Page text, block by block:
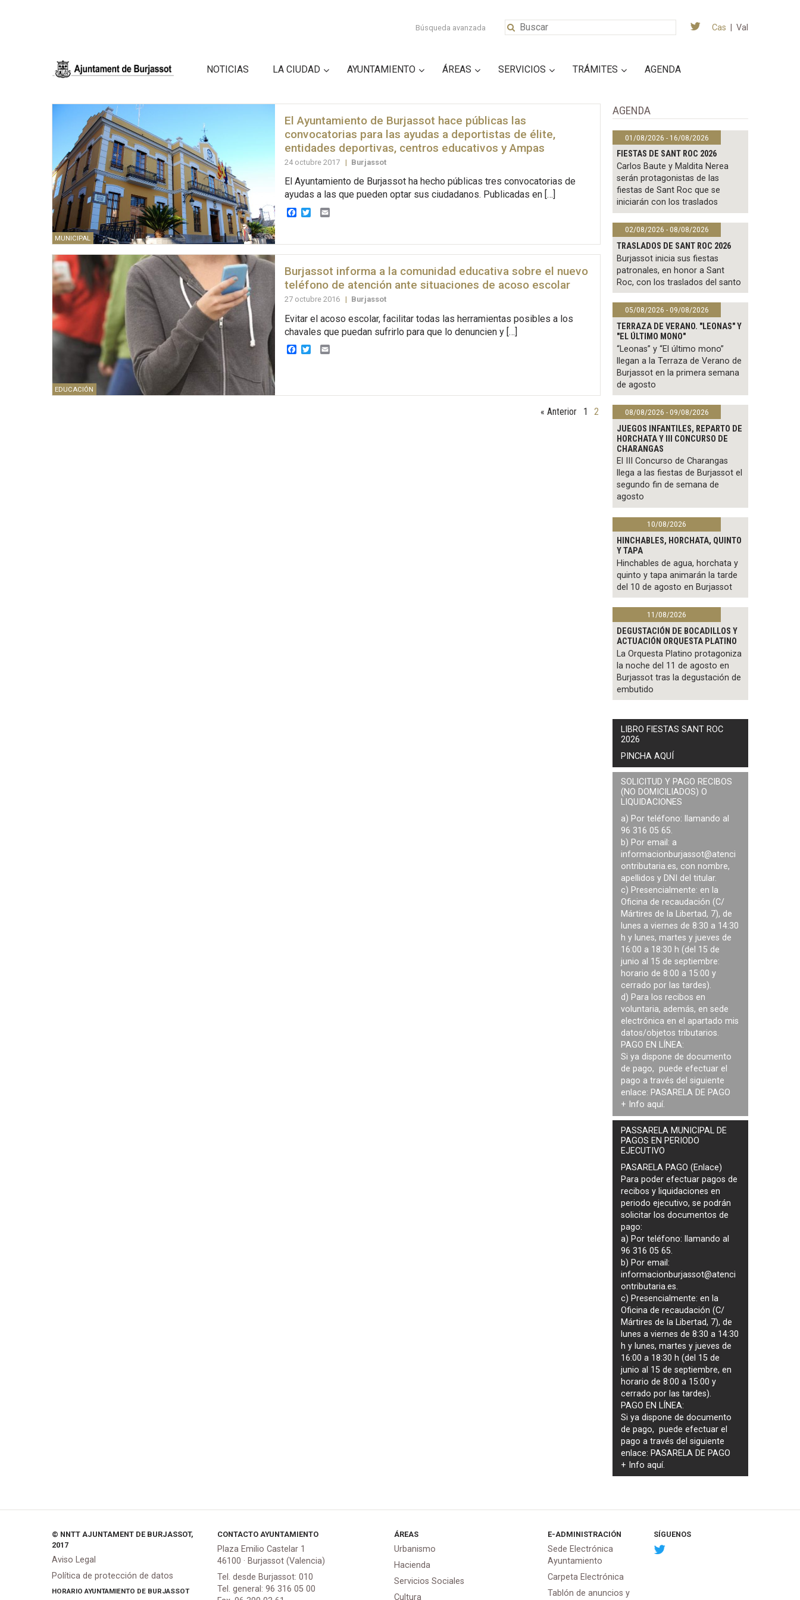
Búsqueda avanzada Cas Val
NOTICIAS LA CIUDAD AYUNTAMIENTO ÁREAS SERVICIOS TRÁMITES AGENDA
MUNICIPAL
El Ayuntamiento de Burjassot hace públicas las
convocatorias para las ayudas a deportistas de élite,
entidades deportivas, centros educativos y Ampas
24 octubre 2017 | Burjassot
El Ayuntamiento de Burjassot ha hecho públicas tres convocatorias de
ayudas a las que pueden optar sus ciudadanos. Publicadas en […]
Facebook
TwitterEmail
EDUCACIÓN
Burjassot informa a la comunidad educativa sobre el nuevo
teléfono de atención ante situaciones de acoso escolar
27 octubre 2016 | Burjassot
Evitar el acoso escolar, facilitar todas las herramientas posibles a los
chavales que puedan sufrirlo para que lo denuncien y […]
Facebook
TwitterEmail
« Anterior 1 2
AGENDA
01/08/2026 - 16/08/2026
FIESTAS DE SANT ROC 2026
Carlos Baute y Maldita Nerea
serán protagonistas de las
fiestas de Sant Roc que se
iniciarán con los traslados
02/08/2026 - 08/08/2026
TRASLADOS DE SANT ROC 2026
Burjassot inicia sus fiestas
patronales, en honor a Sant
Roc, con los traslados del santo
05/08/2026 - 09/08/2026
TERRAZA DE VERANO. "LEONAS" Y
"EL ÚLTIMO MONO"
“Leonas” y “El último mono”
llegan a la Terraza de Verano de
Burjassot en la primera semana
de agosto
08/08/2026 - 09/08/2026
JUEGOS INFANTILES, REPARTO DE
HORCHATA Y III CONCURSO DE
CHARANGAS
El III Concurso de Charangas
llega a las fiestas de Burjassot el
segundo fin de semana de
agosto
10/08/2026
HINCHABLES, HORCHATA, QUINTO
Y TAPA
Hinchables de agua, horchata y
quinto y tapa animarán la tarde
del 10 de agosto en Burjassot
11/08/2026
DEGUSTACIÓN DE BOCADILLOS Y
ACTUACIÓN ORQUESTA PLATINO
La Orquesta Platino protagoniza
la noche del 11 de agosto en
Burjassot tras la degustación de
embutido
LIBRO FIESTAS SANT ROC
2026
PINCHA AQUÍ
SOLICITUD Y PAGO RECIBOS
(NO DOMICILIADOS) O
LIQUIDACIONES
a) Por teléfono: llamando al
96 316 05 65.
b) Por email: a
informacionburjassot@atenci
ontributaria.es, con nombre,
apellidos y DNI del titular.
c) Presencialmente: en la
Oficina de recaudación (C/
Mártires de la Libertad, 7), de
lunes a viernes de 8:30 a 14:30
h y lunes, martes y jueves de
16:00 a 18:30 h (del 15 de
junio al 15 de septiembre:
horario de 8:00 a 15:00 y
cerrado por las tardes).
d) Para los recibos en
voluntaria, además, en sede
electrónica en el apartado mis
datos/objetos tributarios.
PAGO EN LÍNEA:
Si ya dispone de documento
de pago, puede efectuar el
pago a través del siguiente
enlace: PASARELA DE PAGO
+ Info aquí.
PASSARELA MUNICIPAL DE
PAGOS EN PERIODO
EJECUTIVO
PASARELA PAGO (Enlace)
Para poder efectuar pagos de
recibos y liquidaciones en
periodo ejecutivo, se podrán
solicitar los documentos de
pago:
a) Por teléfono: llamando al
96 316 05 65.
b) Por email:
informacionburjassot@atenci
ontributaria.es.
c) Presencialmente: en la
Oficina de recaudación (C/
Mártires de la Libertad, 7), de
lunes a viernes de 8:30 a 14:30
h y lunes, martes y jueves de
16:00 a 18:30 h (del 15 de
junio al 15 de septiembre, en
horario de 8:00 a 15:00 y
cerrado por las tardes).
PAGO EN LÍNEA:
Si ya dispone de documento
de pago, puede efectuar el
pago a través del siguiente
enlace: PASARELA DE PAGO
+ Infoaquí.
© NNTT AJUNTAMENT DE BURJASSOT,
2017
Aviso Legal
Política de protección de datos
HORARIO AYUNTAMIENTO DE BURJASSOT
CONTACTO AYUNTAMIENTO
Plaza Emilio Castelar 1
46100 · Burjassot (Valencia)
Tel. desde Burjassot: 010
Tel. general: 96 316 05 00
ÁREAS
Urbanismo
Hacienda
Servicios Sociales
Cultura
E-ADMINISTRACIÓN
Sede Electrónica
Ayuntamiento
Carpeta Electrónica
Tablón de anuncios y
SÍGUENOS